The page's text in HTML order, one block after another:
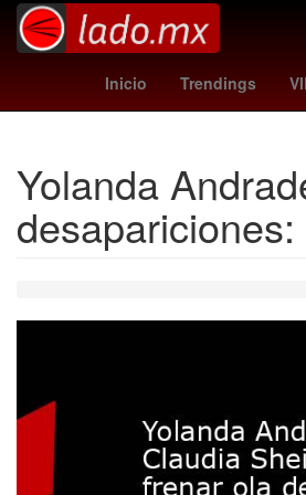
Inicio Trendings
estafa iphone 16
Yolanda
desapariciones: